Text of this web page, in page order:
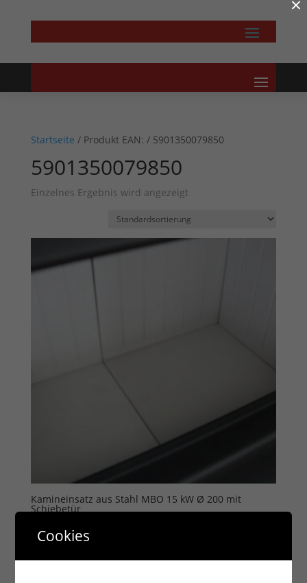
Startseite / Produkt EAN: / 5901350079850
5901350079850
Einzelnes Ergebnis wird angezeigt
Kamineinsatz aus Stahl MBO 15 kW Ø 200 mit
Schiebetür
€
Cookies